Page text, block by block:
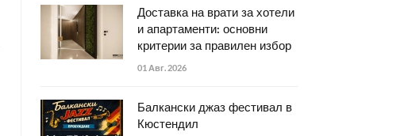
Доставка на врати за хотели
и апартаменти: основни
критерии за правилен избор
01 Авг. 2026
Балкански джаз фестивал в
Кюстендил